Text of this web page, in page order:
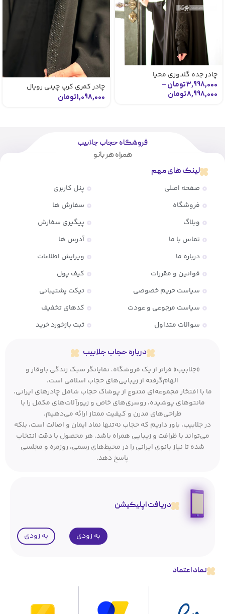
چادر جده گلدوزی محیا
3,998,000تومان –
8,998,000تومان
چادر کمری کرپ چینی رویال
دخترانه
1,098,000تومان
فروشگاه حجاب جلابیب
همراه هر بانو
لینک های مهم
صفحه اصلی
فروشگاه
وبلاگ
تماس با ما
درباره ما
قوانین و مقررات
سیاست حریم خصوصی
سیاست مرجوعی و عودت
سوالات متداول
پنل کاربری
سفارش ها
پیگیری سفارش
آدرس ها
ویرایش اطلاعات
کیف پول
تیکت پشتیبانی
کدهای تخفیف
ثبت بازخورد خرید
درباره حجاب جلابیب
«جلابیب» فراتر از یک فروشگاه، نمایانگر سبک زندگی باوقار و
الهام‌گرفته از زیبایی‌های حجاب اسلامی است.
ما با افتخار مجموعه‌ای متنوع از پوشاک حجاب شامل چادرهای ایرانی،
مانتوهای پوشیده، روسری‌های خاص و زیورآلات‌های مکمل را با
طراحی‌های مدرن و کیفیت ممتاز ارائه می‌دهیم.
در جلابیب، باور داریم که حجاب نه‌تنها نماد ایمان و اصالت است، بلکه
می‌تواند با ظرافت و زیبایی همراه باشد. هر محصول با دقت انتخاب
شده تا نیاز بانوی ایرانی را در محیط‌های رسمی، روزمره و مجلسی
پاسخ دهد.
دریافت اپلیکیشن
به زودی به زودی
نماد اعتماد